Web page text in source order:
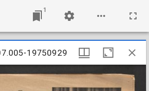
1
19750929
19750929